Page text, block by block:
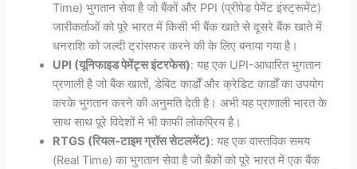
Time) भुगतान सेवा है जो बैंकों और PPI (प्रीपेड पेमेंट इंस्ट्रूमेंट)
जारीकर्ताओं को पूरे भारत में किसी भी बैंक खाते से दूसरे बैंक खाते में
धनराशि को जल्दी ट्रांसफर करने की के लिए बनाया गया है।
UPI (यूनिफाइड पेमेंट्स इंटरफेस): यह एक UPI-आधारित भुगतान
प्रणाली है जो बैंक खातों, डेबिट कार्डों और क्रेडिट कार्डों का उपयोग
करके भुगतान करने की अनुमति देती है। अभी यह प्राणाली भारत के
साथ साथ पूरे विदेशों मे भी काफी लोकप्रिय है।
RTGS (रियल-टाइम ग्रॉस सेटलमेंट): यह एक वास्तविक समय
(Real Time) का भुगतान सेवा है जो बैंकों को पूरे भारत में एक बैंक